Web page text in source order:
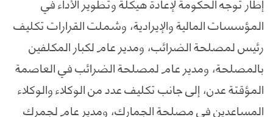
المؤسسات المالية والإيرادية، وشملت القرارات تكليف
رئيس لمصلحة الضرائب، ومدير عام لكبار المكلفين
بالمصلحة، ومدير عام لمصلحة الضرائب في العاصمة
المؤقتة عدن، إلى جانب تكليف عدد من الوكلاء والوكلاء
المساعدين في مصلحة الجمارك، ومدير عام لجمرك